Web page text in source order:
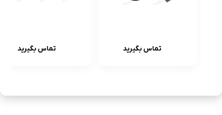
cope)مدل لیتمن
مشکی5803
تماس بگیرید
cope)تک پاویون
ZTH
تماس بگیرید